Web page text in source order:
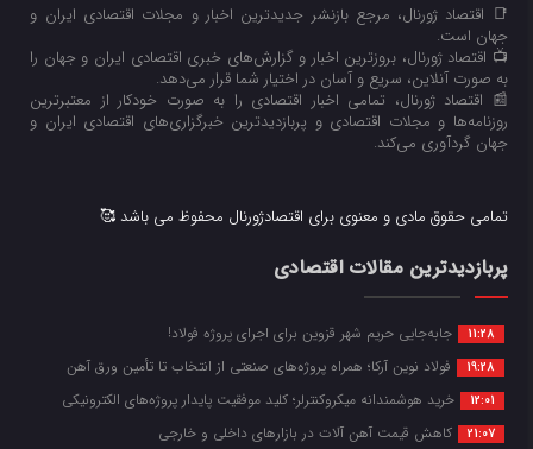
📑 اقتصاد ژورنال، مرجع بازنشر جدیدترین اخبار و مجلات اقتصادی ایران و
جهان است.
📺 اقتصاد ژورنال، بروزترین اخبار و گزارش‌های خبری اقتصادی ایران و جهان را
به صورت آنلاین، سریع و آسان در اختیار شما قرار می‌‌دهد.
📰 اقتصاد ژورنال، تمامی اخبار اقتصادی را به صورت خودکار از معتبرترین
روزنامه‌ها و مجلات اقتصادی و پربازدیدترین خبرگزاری‌های اقتصادی ایران و
جهان گردآوری می‌کند.
تمامی حقوق مادی و معنوی برای اقتصادژورنال محفوظ می باشد 🥰
پربازدیدترین مقالات اقتصادی
11:28 جابه‌جایی حریم شهر قزوین برای اجرای پروژه فولاد!
19:28 فولاد نوین آرکا؛ همراه پروژه‌های صنعتی از انتخاب تا تأمین ورق آهن
12:01 خرید هوشمندانه میکروکنترلر؛ کلید موفقیت پایدار پروژه‌های الکترونیکی
21:07 کاهش قیمت آهن آلات در بازارهای داخلی و خارجی